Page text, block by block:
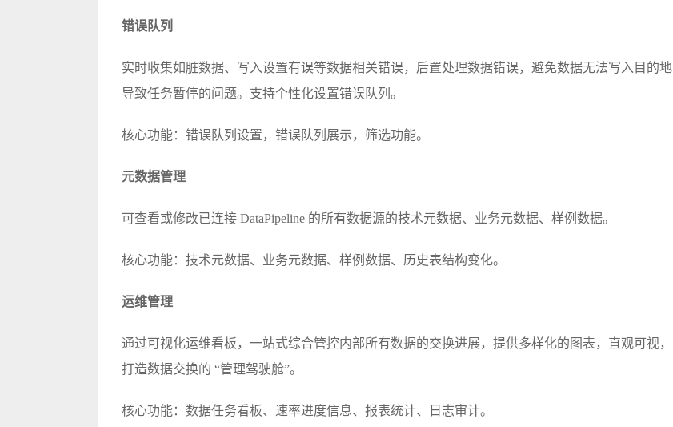
错误队列
实时收集如脏数据、写入设置有误等数据相关错误，后置处理数据错误，避免数据无法写入目的地
导致任务暂停的问题。支持个性化设置错误队列。
核心功能：错误队列设置，错误队列展示，筛选功能。
元数据管理
可查看或修改已连接 DataPipeline 的所有数据源的技术元数据、业务元数据、样例数据。
核心功能：技术元数据、业务元数据、样例数据、历史表结构变化。
运维管理
通过可视化运维看板，一站式综合管控内部所有数据的交换进展，提供多样化的图表，直观可视，
打造数据交换的 “管理驾驶舱”。
核心功能：数据任务看板、速率进度信息、报表统计、日志审计。